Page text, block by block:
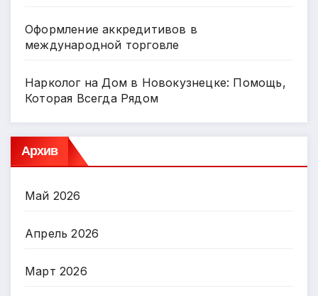
Оформление аккредитивов в
международной торговле
Нарколог на Дом в Новокузнецке: Помощь,
Которая Всегда Рядом
Архив
Май 2026
Апрель 2026
Март 2026